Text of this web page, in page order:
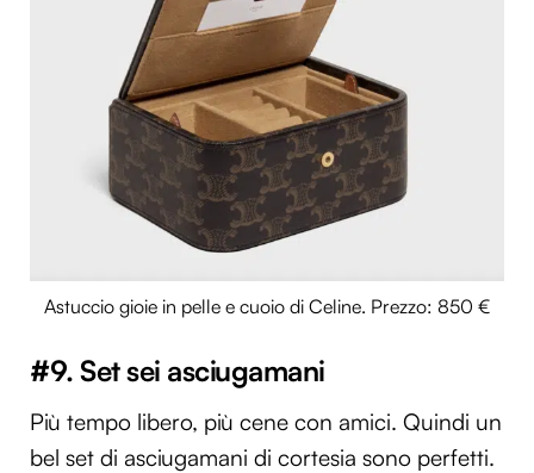
Astuccio gioie in pelle e cuoio di Celine. Prezzo: 850 €
#9. Set sei asciugamani
Più tempo libero, più cene con amici. Quindi un
bel set di asciugamani di cortesia sono perfetti.